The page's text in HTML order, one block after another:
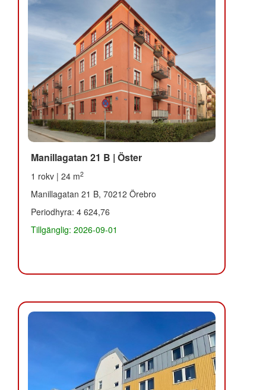
Manillagatan 21 B | Öster
1 rokv | 24 m2
Manillagatan 21 B, 70212 Örebro
Periodhyra: 4 624,76
Tillgänglig: 2026-09-01